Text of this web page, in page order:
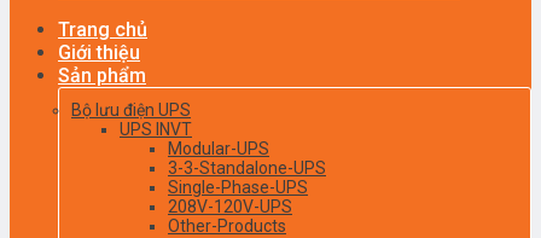
Trang chủ
Giới thiệu
Sản phẩm
Bộ lưu điện UPS
UPS INVT
Modular-UPS
3-3-Standalone-UPS
Single-Phase-UPS
208V-120V-UPS
Other-Products